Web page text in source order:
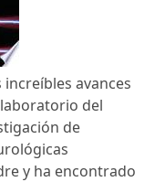
avances
del
de
y ha encontrado